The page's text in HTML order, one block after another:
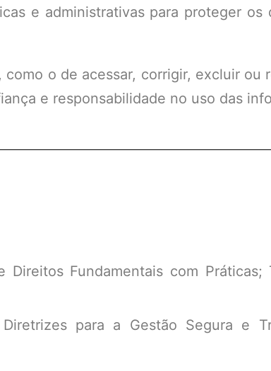
e administrativas para proteger os
o de acessar, corrigir, excluir ou
e responsabilidade no uso das
Fundamentais com Práticas;
para a Gestão Segura e